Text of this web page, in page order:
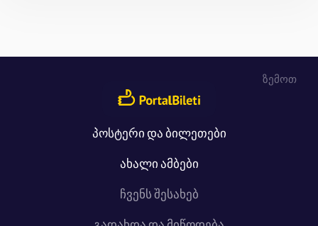
ზემოთ
პოსტერი და ბილეთები
ახალი ამბები
ჩვენს შესახებ